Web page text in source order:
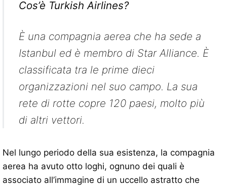
Cos’è Turkish Airlines?
È una compagnia aerea che ha sede a
Istanbul ed è membro di Star Alliance. È
classificata tra le prime dieci
organizzazioni nel suo campo. La sua
rete di rotte copre 120 paesi, molto più
di altri vettori.
Nel lungo periodo della sua esistenza, la compagnia
aerea ha avuto otto loghi, ognuno dei quali è
associato all’immagine di un uccello astratto che